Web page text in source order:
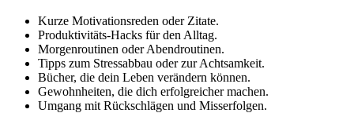
Kurze Motivationsreden oder Zitate.
Produktivitäts-Hacks für den Alltag.
Morgenroutinen oder Abendroutinen.
Tipps zum Stressabbau oder zur Achtsamkeit.
Bücher, die dein Leben verändern können.
Gewohnheiten, die dich erfolgreicher machen.
Umgang mit Rückschlägen und Misserfolgen.